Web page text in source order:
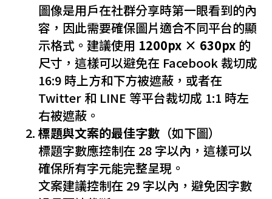
圖像是用戶在社群分享時第一眼看到的內
容，因此需要確保圖片適合不同平台的顯
示格式。建議使用 1200px × 630px 的
尺寸，這樣可以避免在 Facebook 裁切成
16:9 時上方和下方被遮蔽，或者在
Twitter 和 LINE 等平台裁切成 1:1 時左
右被遮蔽。
標題與文案的最佳字數 （如下圖）
標題字數應控制在 28 字以內，這樣可以
確保所有字元能完整呈現。
文案建議控制在 29 字以內，避免因字數